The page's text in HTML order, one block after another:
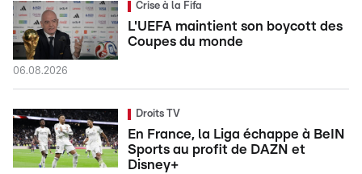
Crise à la Fifa
L'UEFA maintient son boycott des
Coupes du monde
06.08.2026
Droits TV
En France, la Liga échappe à BeIN
Sports au profit de DAZN et
Disney+